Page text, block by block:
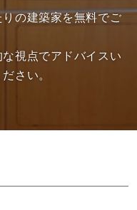
の建築家を無料でご
視点でアドバイスい
さい。